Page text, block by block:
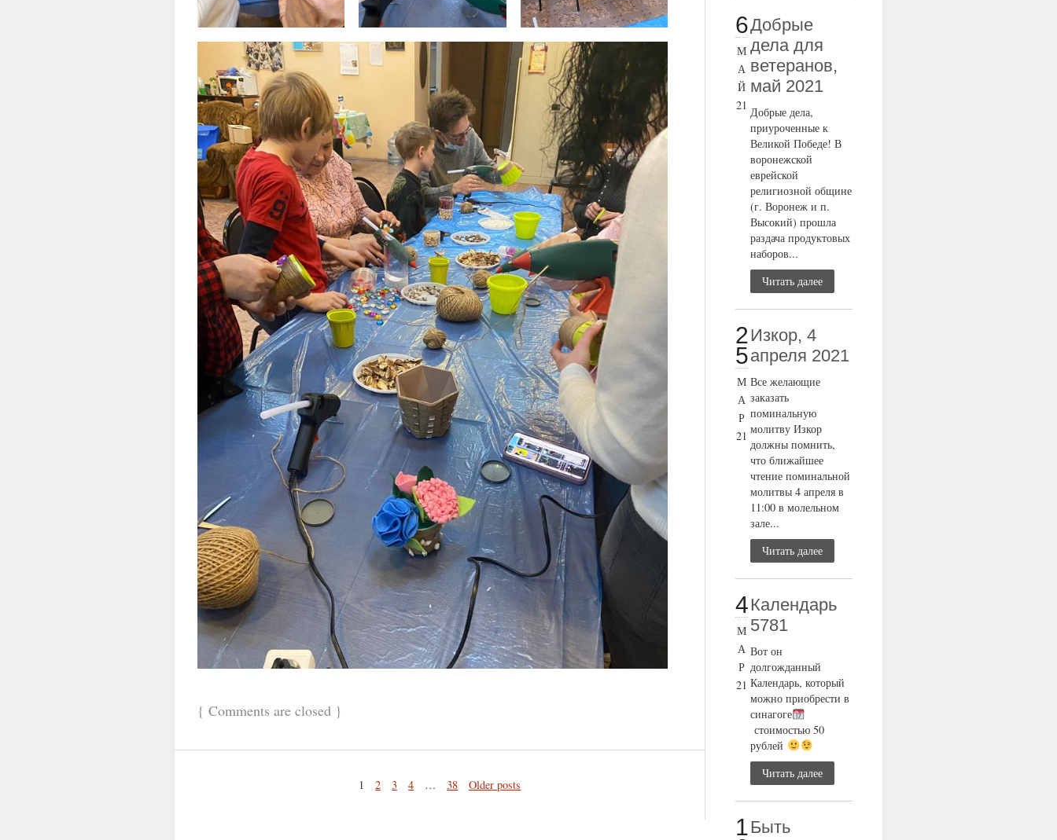
{ Comments are closed}
1 2 3 4 … 38 Older posts
6
М
А
Й
21
Добрые
дела для
ветеранов,
май 2021
Добрые дела,
приуроченные к
Великой Победе! В
воронежской
еврейской
религиозной общине
(г. Воронеж и п.
Высокий) прошла
раздача продуктовых
наборов...
Читать далее
2
5
М
А
Р
21
Изкор, 4
апреля 2021
Все желающие
заказать
поминальную
молитву Изкор
должны помнить,
что ближайшее
чтение поминальной
молитвы 4 апреля в
11:00 в молельном
зале...
Читать далее
4
М
А
Р
21
Календарь
5781
Вот он
долгожданный
Календарь, который
можно приобрести в
синагоге
стоимостью 50
рублей
Читать далее
1Быть